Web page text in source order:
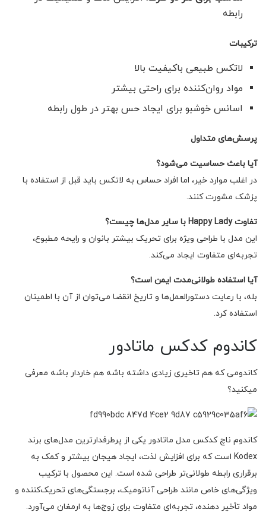
رابطه
ترکیبات
لاتکس طبیعی باکیفیت بالا
مواد روان‌کننده برای راحتی بیشتر
اسانس خوشبو برای ایجاد حس بهتر در طول رابطه
پرسش‌های متداول
آیا باعث حساسیت می‌شود؟
در اغلب موارد خیر، اما افراد حساس به لاتکس باید قبل از استفاده با
پزشک مشورت کنند.
تفاوت Happy Lady با سایر مدل‌ها چیست؟
این مدل با طراحی ویژه برای تحریک بیشتر بانوان و رایحه مطبوع،
تجربه‌ای متفاوت ایجاد می‌کند.
آیا استفاده طولانی‌مدت ایمن است؟
بله، با رعایت دستورالعمل‌ها و تاریخ انقضا می‌توان از آن با اطمینان
استفاده کرد.
کاندوم کدکس ماتادور
کاندومی که هم تاخیری زیادی داشته باشه هم خاردار باشه معرفی
میکنید؟
کاندوم ناچ کدکس مدل ماتادور یکی از پرطرفدارترین مدل‌های برند
Kodex است که برای افزایش لذت، ایجاد هیجان بیشتر و کمک به
برقراری رابطه طولانی‌تر طراحی شده است. این محصول با ترکیب
ویژگی‌های خاص مانند طراحی آناتومیک، برجستگی‌های تحریک‌کننده و
مواد تأخیر دهنده، تجربه‌ای متفاوت برای زوج‌ها به ارمغان می‌آورد.